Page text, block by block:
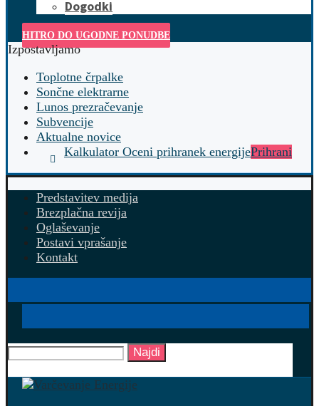
Dogodki
HITRO DO UGODNE PONUDBE
Izpostavljamo
Toplotne črpalke
Sončne elektrarne
Lunos prezračevanje
Subvencije
Aktualne novice
Kalkulator Oceni prihranek energijePrihrani
Predstavitev medija
Brezplačna revija
Oglaševanje
Postavi vprašanje
Kontakt
Najdi